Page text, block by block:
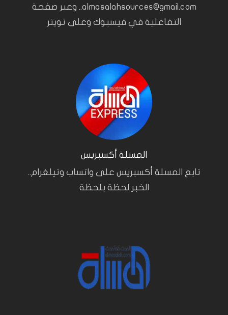
almasalahsources@gmail.com.. وعبر صفحة
التفاعلية في فيسبوك وعلى تويتر
المسلة أكسبريس
تابع المسلة أكسبريس على واتساب وتيلغرام..
الخبر لحظة بلحظة